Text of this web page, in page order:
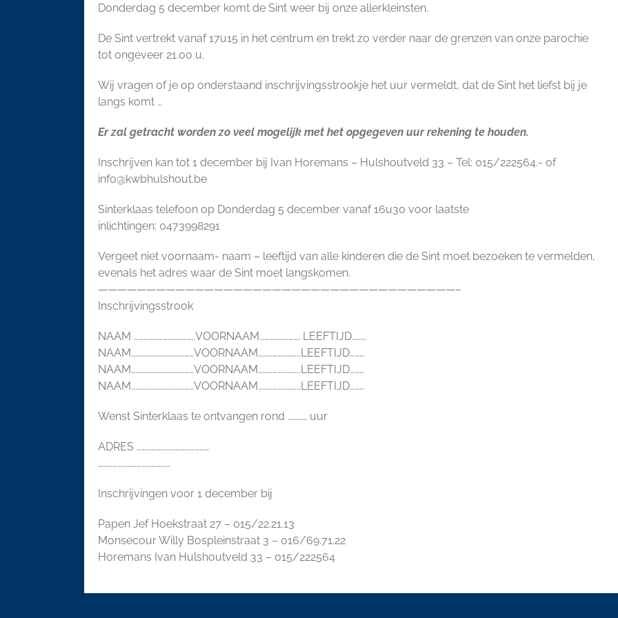
Download ICS Google Calendar iCalendar
Donderdag 5 december komt de Sint weer bij onze allerkleinsten.
De Sint vertrekt vanaf 17u15 in het centrum en trekt zo verder naar de grenzen van onze parochie
tot ongeveer 21.00 u.
Wij vragen of je op onderstaand inschrijvingsstrookje het uur vermeldt, dat de Sint het liefst bij je
langs komt …
Er zal getracht worden zo veel mogelijk met het opgegeven uur rekening te houden.
Inschrijven kan tot 1 december bij Ivan Horemans – Hulshoutveld 33 – Tel: 015/222564.- of
info@kwbhulshout.be
Sinterklaas telefoon op Donderdag 5 december vanaf 16u30 voor laatste
inlichtingen: 0473998291
Vergeet niet voornaam- naam – leeftijd van alle kinderen die de Sint moet bezoeken te vermelden,
evenals het adres waar de Sint moet langskomen.
—————————————————————————————————————–
Inschrijvingsstrook
NAAM ………………………………..VOORNAAM……………………. LEEFTIJD………
NAAM…………………………………VOORNAAM……………………..LEEFTIJD………
NAAM…………………………………VOORNAAM……………………..LEEFTIJD………
NAAM…………………………………VOORNAAM……………………..LEEFTIJD………
Wenst Sinterklaas te ontvangen rond ………… uur
ADRES ………………………………………
………………………………………
Inschrijvingen voor 1 december bij
Papen Jef Hoekstraat 27 – 015/22.21.13
Monsecour Willy Bospleinstraat 3 – 016/69.71.22
Horemans Ivan Hulshoutveld 33 – 015/222564